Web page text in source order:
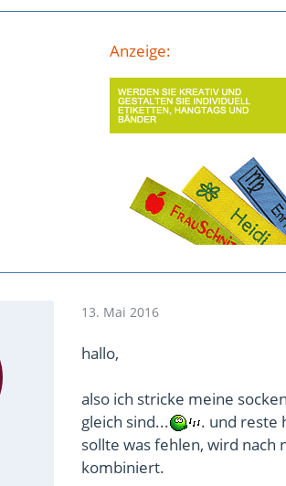
Anzeige:
13. Mai 2016
hallo,
also ich stricke meine
gleich sind...
. und reste
sollte was fehlen, wird nach
kombiniert.